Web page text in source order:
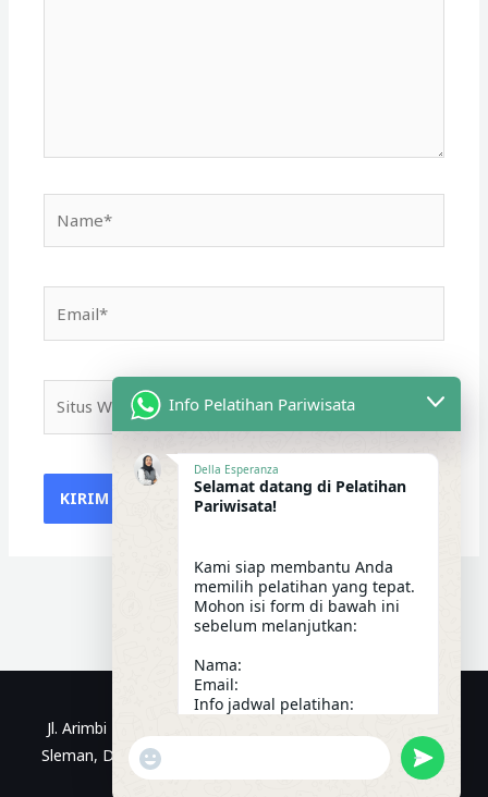
Web
Jl. Arimbi No.1, Kragilan, Sinduadi, Kec. Mlati, Kabupaten
Sleman, Daerah Istimewa Yogyakarta | WhatsApp: 0812-
3299-9470
Info Pelatihan Pariwisata
Della Esperanza
Selamat datang di Pelatihan
Pariwisata!
Kami siap membantu Anda
memilih pelatihan yang tepat.
Mohon isi form di bawah ini
sebelum melanjutkan:
Nama:
Email:
Info jadwal pelatihan:
"+CHATY_SETTINGS.LANG.EMOJI_PICKER+"
WhatsApp Message